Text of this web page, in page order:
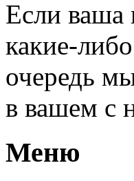
Если ваша
какие-
очередь
в вашем с
Меню